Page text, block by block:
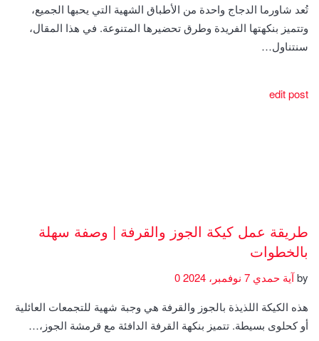
تُعد شاورما الدجاج واحدة من الأطباق الشهية التي يحبها الجميع،
وتتميز بنكهتها الفريدة وطرق تحضيرها المتنوعة. في هذا المقال،
سنتناول…
edit post
طريقة عمل كيكة الجوز والقرفة | وصفة سهلة
بالخطوات
byآية حمدي
هذه الكيكة اللذيذة بالجوز والقرفة هي وجبة شهية للتجمعات العائلية
أو كحلوى بسيطة. تتميز بنكهة القرفة الدافئة مع قرمشة الجوز،…